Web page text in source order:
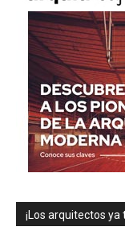
¡Los arquitectos